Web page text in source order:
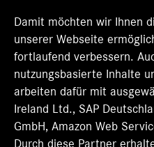
e
u
e
n
R
e
g
i
s
n
e
u
e
R
e
g
s
t
e
u
e
n
R
g
i
s
Damit möchten wir Ihnen
unserer Webseite
fortlaufend verbessern.
nutzungsbasierte Inhalte
arbeiten dafür mit
Ireland Ltd., SAP
GmbH, Amazon Web
Durch diese Partner